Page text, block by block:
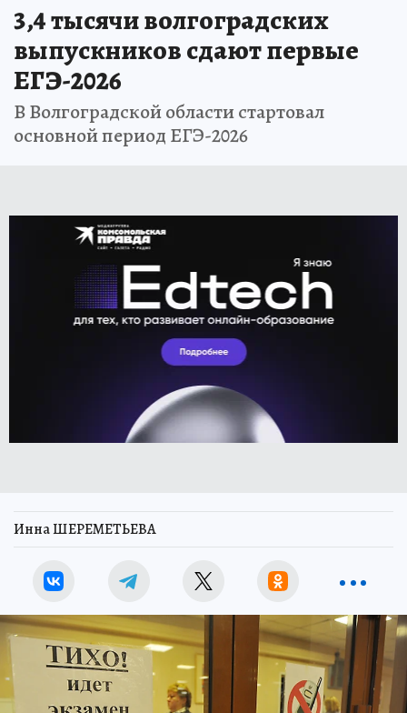
3,4 тысячи волгоградских
выпускников сдают первые
ЕГЭ-2026
В Волгоградской области стартовал
основной период ЕГЭ-2026
Инна ШЕРЕМЕТЬЕВА